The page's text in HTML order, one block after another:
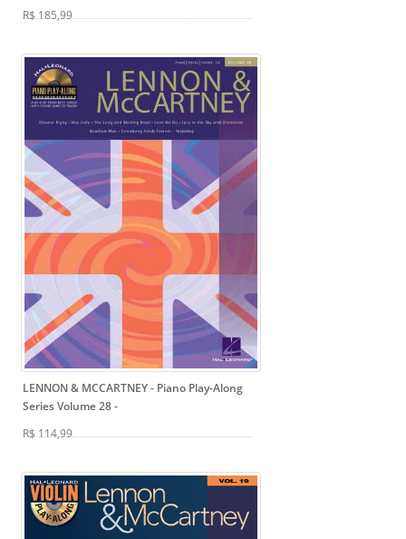
R$ 185,99
LENNON & MCCARTNEY - Piano Play-Along
Series Volume 28-
R$ 114,99